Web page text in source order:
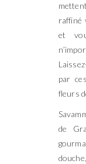
raffiné
et
par
fleurs
de